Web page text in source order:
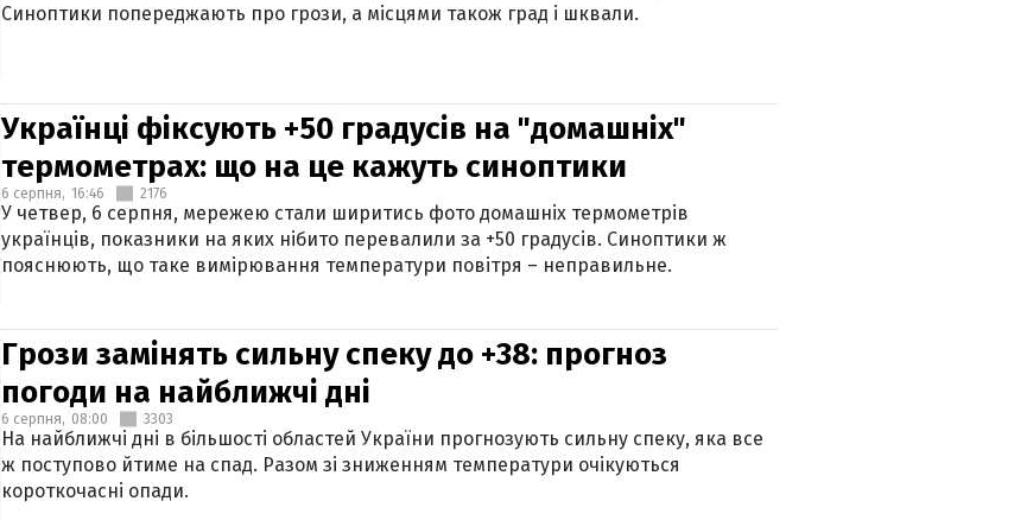
Синоптики попереджають про грози, а місцями також град і шквали.
Українці фіксують +50 градусів на "домашніх"
термометрах: що на це кажуть синоптики
6 серпня, 16:46 2176
У четвер, 6 серпня, мережею стали ширитись фото домашніх термометрів
українців, показники на яких нібито перевалили за +50 градусів. Синоптики ж
пояснюють, що таке вимірювання температури повітря – неправильне.
Грози замінять сильну спеку до +38: прогноз
погоди на найближчі дні
6 серпня, 08:00 3303
На найближчі дні в більшості областей України прогнозують сильну спеку, яка все
ж поступово йтиме на спад. Разом зі зниженням температури очікуються
короткочасні опади.